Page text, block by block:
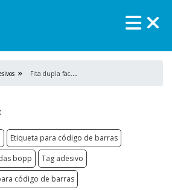
F
ita dupla face papel
Etiqueta para código de barras
bopp
Tag adesivo
código de barras